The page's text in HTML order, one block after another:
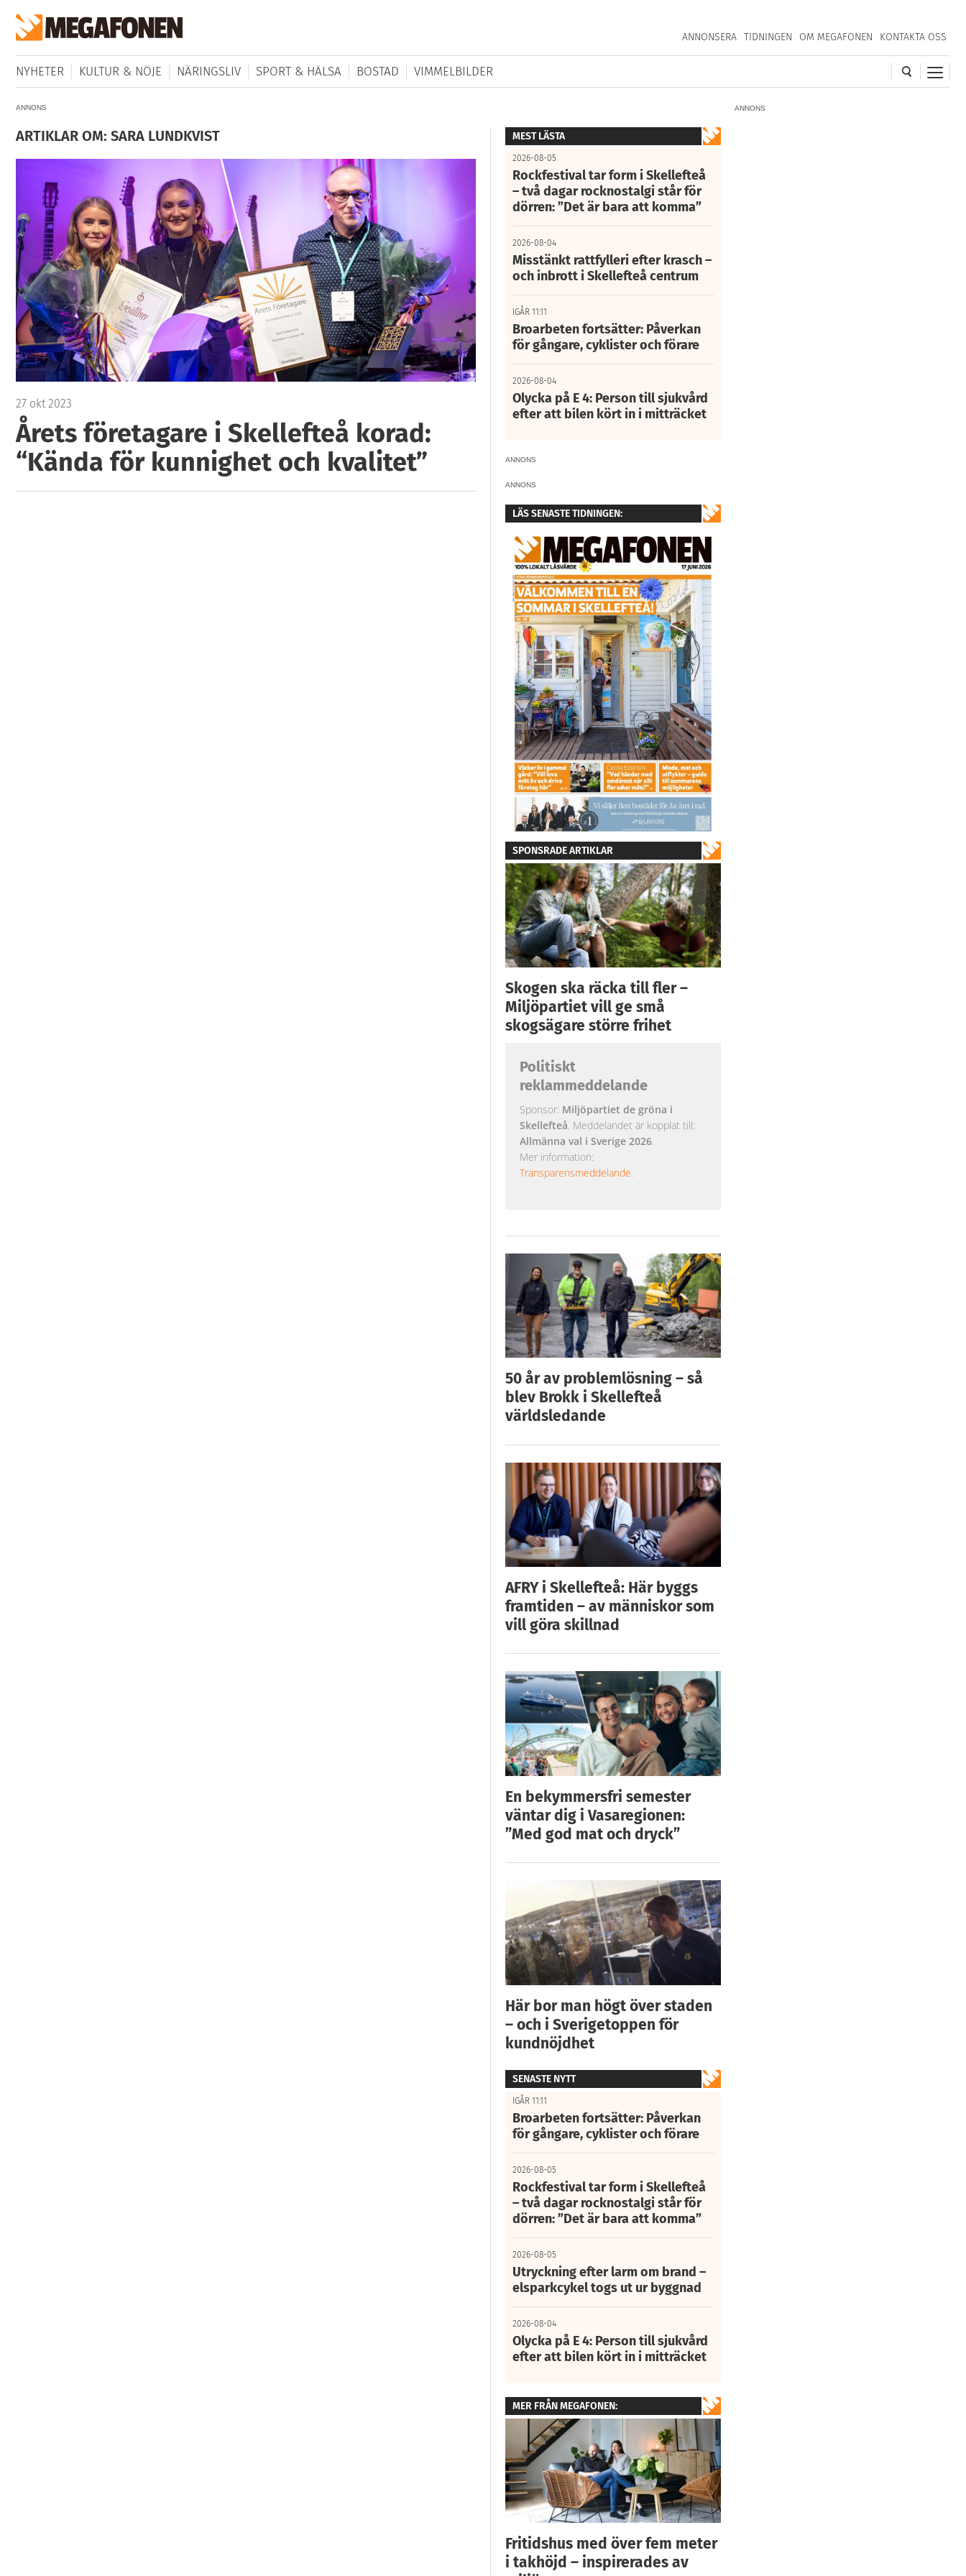
ANNONSERA TIDNINGEN OM MEGAFONEN KONTAKTA OSS
NYHETER KULTUR & NÖJE NÄRINGSLIV SPORT & HÄLSA BOSTAD VIMMELBILDER
ANNONS
ANNONS
ARTIKLAR OM: SARA LUNDKVIST
27 okt 2023
Årets företagare i Skellefteå korad:
“Kända för kunnighet och kvalitet”
MEST LÄSTA
2026-08-05
Rockfestival tar form i Skellefteå
– två dagar rocknostalgi står för
dörren: ”Det är bara att komma”
2026-08-04
Misstänkt rattfylleri efter krasch –
och inbrott i Skellefteå centrum
IGÅR 11:11
Broarbeten fortsätter: Påverkan
för gångare, cyklister och förare
2026-08-04
Olycka på E 4: Person till sjukvård
efter att bilen kört in i mitträcket
ANNONS
ANNONS
LÄS SENASTE TIDNINGEN:
SPONSRADE ARTIKLAR
Skogen ska räcka till fler –
Miljöpartiet vill ge små
skogsägare större frihet
Politiskt
reklammeddelande
Sponsor: Miljöpartiet de gröna i
Skellefteå. Meddelandet är kopplat till:
Allmänna val i Sverige 2026.
Mer information:
Transparensmeddelande.
50 år av problemlösning – så
blev Brokk i Skellefteå
världsledande
AFRY i Skellefteå: Här byggs
framtiden – av människor som
vill göra skillnad
En bekymmersfri semester
väntar dig i Vasaregionen:
”Med god mat och dryck”
Här bor man högt över staden
– och i Sverigetoppen för
kundnöjdhet
SENASTE NYTT
IGÅR 11:11
Broarbeten fortsätter: Påverkan
för gångare, cyklister och förare
2026-08-05
Rockfestival tar form i Skellefteå
– två dagar rocknostalgi står för
dörren: ”Det är bara att komma”
2026-08-05
Utryckning efter larm om brand –
elsparkcykel togs ut ur byggnad
2026-08-04
Olycka på E 4: Person till sjukvård
efter att bilen kört in i mitträcket
MER FRÅN MEGAFONEN:
Fritidshus med över fem meter
i takhöjd – inspirerades av